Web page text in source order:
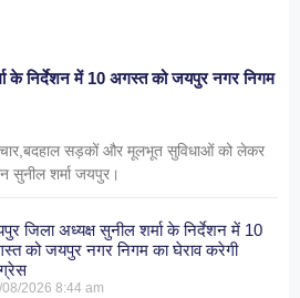
के निर्देशन में 10 अगस्त को जयपुर नगर निगम
सड़कों और मूलभूत सुविधाओं को लेकर
सुनील शर्मा जयपुर।
जिला अध्यक्ष सुनील शर्मा के निर्देशन में 10
को जयपुर नगर निगम का घेराव करेगी
08/20268:44 am